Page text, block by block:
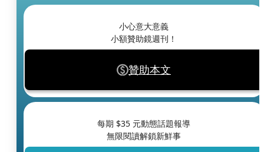
小心意大意義
小額贊助鏡週刊！
贊助本文
每期 $35 元動態話題報導
無限閱讀解鎖新鮮事